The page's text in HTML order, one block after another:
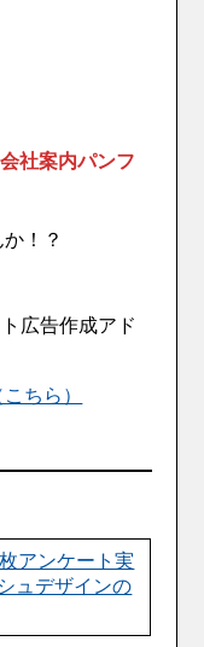
社案内パンフ
！？
広告作成アド
こちら）
アンケート実
ュデザインの